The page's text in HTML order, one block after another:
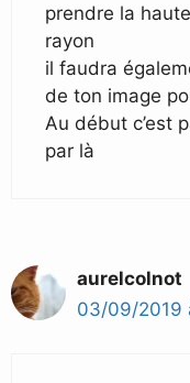
prendre la
rayon
il faudra
de ton image
Au début c’est
par là
aurelcolnot
03/09/2019